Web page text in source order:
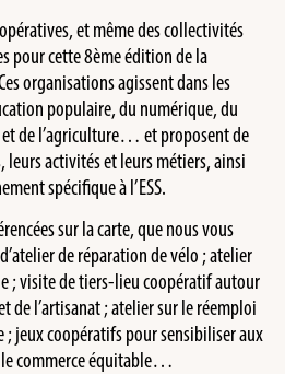
et même des collectivités
pour cette 8ème édition de la
organisations agissent dans les
populaire, du numérique, du
de l’agriculture… et proposent de
activités et leurs métiers, ainsi
spécifique à l’ESS.
sur la carte, que nous vous
de réparation de vélo ; atelier
; visite de tiers-lieu coopératif autour
de l’artisanat ; atelier sur le réemploi
jeux coopératifs pour sensibiliser aux
le commerce équitable…